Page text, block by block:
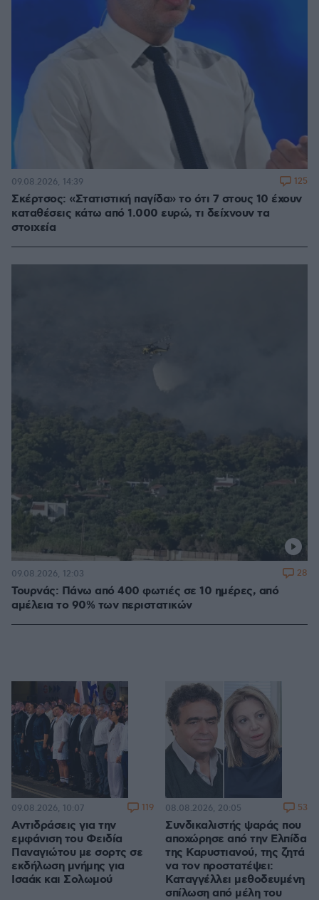
Σκέρτσος: «Στατιστική παγίδα» το ότι 7 στους 10 έχουν
καταθέσεις κάτω από 1.000 ευρώ, τι δείχνουν τα
στοιχεία
09.08.2026, 14:39 125
Τουρνάς: Πάνω από 400 φωτιές σε 10 ημέρες, από
αμέλεια το 90% των περιστατικών
09.08.2026, 12:03 28
Αντιδράσεις για την
εμφάνιση του Φειδία
Παναγιώτου με σορτς σε
εκδήλωση μνήμης για
Ισαάκ και Σολωμού
09.08.2026, 10:07 119
Συνδικαλιστής ψαράς που
αποχώρησε από την Ελπίδα
της Καρυστιανού, της ζητά
να τον προστατέψει:
Καταγγέλλει μεθοδευμένη
σπίλωση από μέλη του
08.08.2026, 20:05 53